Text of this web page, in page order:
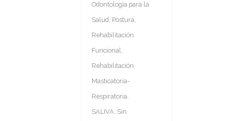
Odontología para la
Salud, Postura,
Rehabilitación
Funcional,
Rehabilitación
Masticatoria-
Respiratoria,
SALIVA, Sin